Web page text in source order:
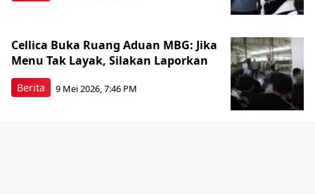
Berita
Cellica Buka Ruang Aduan MBG: Jika
Menu Tak Layak, Silakan Laporkan
9 Mei 2026, 7:46 PM